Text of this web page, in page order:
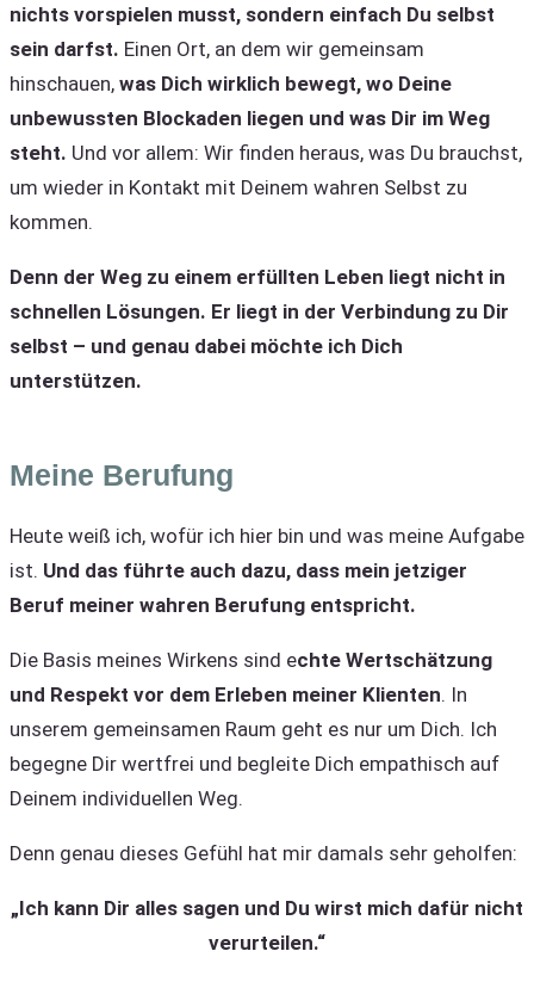
nichts vorspielen musst, sondern einfach Du selbst
sein darfst. Einen Ort, an dem wir gemeinsam
hinschauen, was Dich wirklich bewegt, wo Deine
unbewussten Blockaden liegen und was Dir im Weg
steht. Und vor allem: Wir finden heraus, was Du brauchst,
um wieder in Kontakt mit Deinem wahren Selbst zu
kommen.
Denn der Weg zu einem erfüllten Leben liegt nicht in
schnellen Lösungen. Er liegt in der Verbindung zu Dir
selbst – und genau dabei möchte ich Dich
unterstützen.
Meine Berufung
Heute weiß ich, wofür ich hier bin und was meine Aufgabe
ist. Und das führte auch dazu, dass mein jetziger
Beruf meiner wahren Berufung entspricht.
Die Basis meines Wirkens sind echte Wertschätzung
und Respekt vor dem Erleben meiner Klienten. In
unserem gemeinsamen Raum geht es nur um Dich. Ich
begegne Dir wertfrei und begleite Dich empathisch auf
Deinem individuellen Weg.
Denn genau dieses Gefühl hat mir damals sehr geholfen:
„Ich kann Dir alles sagen und Du wirst mich dafür nicht
verurteilen.“